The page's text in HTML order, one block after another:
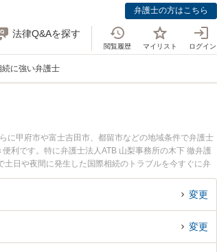
弁護士の方はこちら
法律Q&Aを探す
閲覧履歴 マイリスト ログイン
に強い弁護士
に甲府市や富士吉田市、都留市などの地域条件で弁護士
利です。特に弁護士法人ATB 山梨事務所の木下 徹弁護
日や夜間に発生した国際相続のトラブルを今すぐに弁
相談できる山梨県内の弁護士に相談予約したい』などで
変更
変更